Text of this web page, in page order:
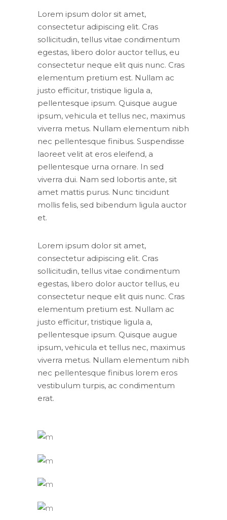
Lorem ipsum dolor sit amet,
consectetur adipiscing elit. Cras
sollicitudin, tellus vitae condimentum
egestas, libero dolor auctor tellus, eu
consectetur neque elit quis nunc. Cras
elementum pretium est. Nullam ac
justo efficitur, tristique ligula a,
pellentesque ipsum. Quisque augue
ipsum, vehicula et tellus nec, maximus
viverra metus. Nullam elementum nibh
nec pellentesque finibus. Suspendisse
laoreet velit at eros eleifend, a
pellentesque urna ornare. In sed
viverra dui. Nam sed lobortis ante, sit
amet mattis purus. Nunc tincidunt
mollis felis, sed bibendum ligula auctor
et.
Lorem ipsum dolor sit amet,
consectetur adipiscing elit. Cras
sollicitudin, tellus vitae condimentum
egestas, libero dolor auctor tellus, eu
consectetur neque elit quis nunc. Cras
elementum pretium est. Nullam ac
justo efficitur, tristique ligula a,
pellentesque ipsum. Quisque augue
ipsum, vehicula et tellus nec, maximus
viverra metus. Nullam elementum nibh
nec pellentesque finibus lorem eros
vestibulum turpis, ac condimentum
erat.